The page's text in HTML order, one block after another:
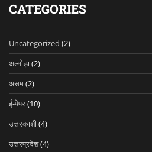
CATEGORIES
Uncategorized (2)
अल्मोड़ा(2)
असम(2)
ई-पेपर(10)
उत्तरकाशी(4)
उत्तरप्रदेश(4)